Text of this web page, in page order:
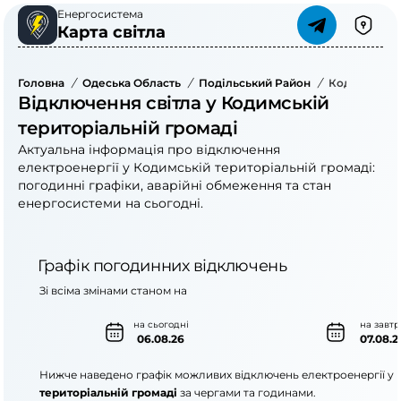
Енергосистема
Карта світла
Головна / Одеська Область / Подільський Район / Кодимська
Відключення світла у Кодимській
територіальній громаді
Актуальна інформація про відключення
електроенергії у Кодимській територіальній громаді:
погодинні графіки, аварійні обмеження та стан
енергосистеми на сьогодні.
Графік погодинних відключень
на сьогодні
06.08.26
на
Зі всіма змінами станом на
Нижче наведено графік можливих відключень електроенергії у
територіальній громаді за чергами та годинами.